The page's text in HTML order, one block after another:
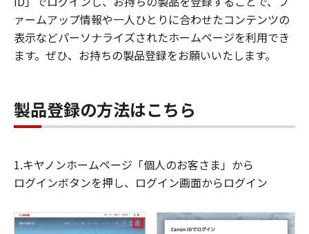
ァームアップ情報や一人ひとりに合わせたコンテンツの
表示などパーソナライズされたホームページを利用でき
ます。ぜひ、お持ちの製品登録をお願いいたします。
製品登録の方法はこちら
1.キヤノンホームページ「個人のお客さま」から
ログインボタンを押し、ログイン画面からログイン